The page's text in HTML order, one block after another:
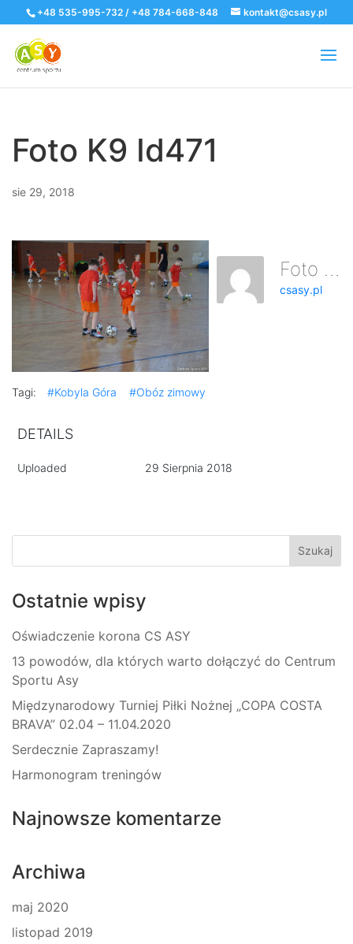
+48 535-995-732 / +48 784-668-848 kontakt@csasy.pl
Foto K9 Id471
sie 29, 2018
Foto K9 Id471
csasy.pl
Tagi: #Kobyla Góra #Obóz zimowy
DETAILS
Uploaded 29 Sierpnia 2018
Ostatnie wpisy
Oświadczenie korona CS ASY
13 powodów, dla których warto dołączyć do Centrum
Sportu Asy
Międzynarodowy Turniej Piłki Nożnej „COPA COSTA
BRAVA” 02.04 – 11.04.2020
Serdecznie Zapraszamy!
Harmonogram treningów
Najnowsze komentarze
Archiwa
maj 2020
listopad 2019